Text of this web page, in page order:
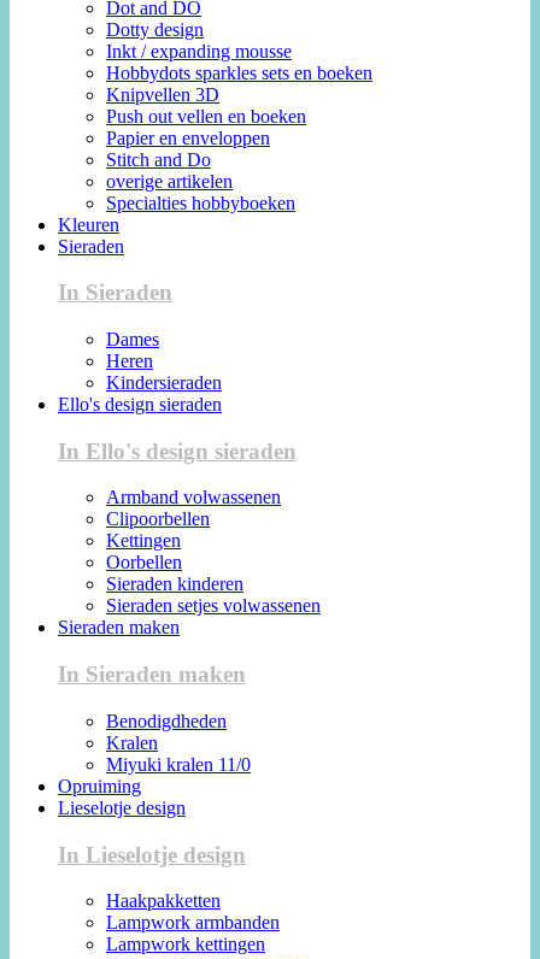
Dot and DO
Dotty design
Inkt / expanding mousse
Hobbydots sparkles sets en boeken
Knipvellen 3D
Push out vellen en boeken
Papier en enveloppen
Stitch and Do
overige artikelen
Specialties hobbyboeken
Kleuren
Sieraden
In Sieraden
Dames
Heren
Kindersieraden
Ello's design sieraden
In Ello's design sieraden
Armband volwassenen
Clipoorbellen
Kettingen
Oorbellen
Sieraden kinderen
Sieraden setjes volwassenen
Sieraden maken
In Sieraden maken
Benodigdheden
Kralen
Miyuki kralen 11/0
Opruiming
Lieselotje design
In Lieselotje design
Haakpakketten
Lampwork armbanden
Lampwork kettingen